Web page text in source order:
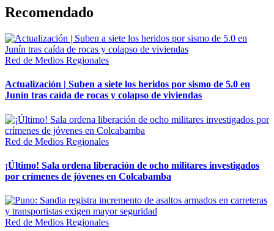
Recomendado
Red de Medios Regionales
Actualización | Suben a siete los heridos por sismo de 5.0 en
Junín tras caída de rocas y colapso de viviendas
Red de Medios Regionales
¡Último! Sala ordena liberación de ocho militares investigados
por crímenes de jóvenes en Colcabamba
Red de Medios Regionales